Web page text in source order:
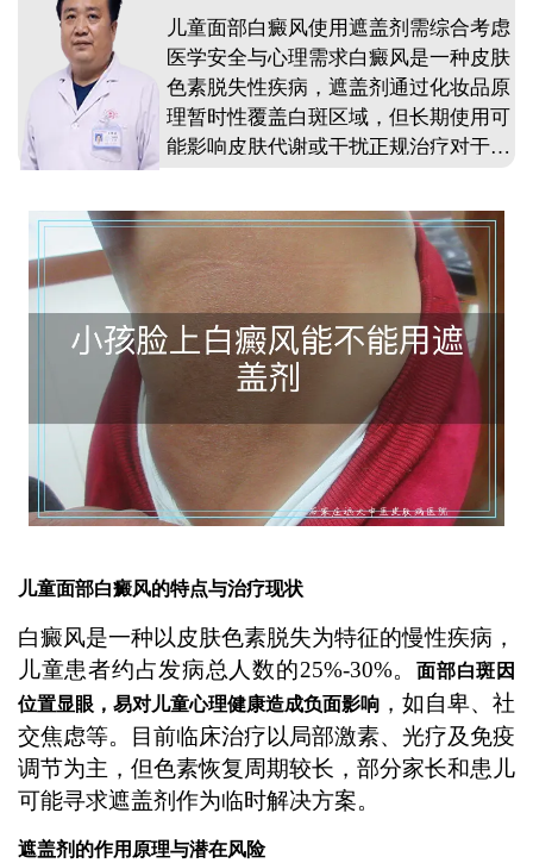
儿童面部白癜风使用遮盖剂需综合考虑
医学安全与心理需求白癜风是一种皮肤
色素脱失性疾病，遮盖剂通过化妆品原
理暂时性覆盖白斑区域，但长期使用可
能影响皮肤代谢或干扰正规治疗对于儿
部分遮盖剂成分可能引发过敏反应或刺
激临床建议优先采取医学手段控制病情
发展，若需使用遮盖剂，应选择无刺激
性，透气性好的产品，并在医生指导下
结合光疗或药物治疗家长需关注患儿心
理状态，避免过度依赖遮盖手段而忽视
疾病本身的管理。 ...
儿童面部白癜风的特点与治疗现状
白癜风是一种以皮肤色素脱失为特征的慢性疾病，
儿童患者约占发病总人数的25%-30%。面部白斑因
位置显眼，易对儿童心理健康造成负面影响 ，如自卑、社
交焦虑等。目前临床治疗以局部激素、光疗及免疫
调节为主，但色素恢复周期较长，部分家长和患儿
可能寻求遮盖剂作为临时解决方案。
遮盖剂的作用原理与潜在风险